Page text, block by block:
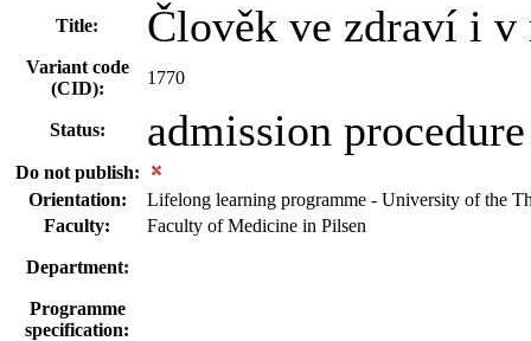
Title: Člověk ve zdraví i v
Variant code
(CID):
1770
Status: admission
Do not publish:
Orientation:
Lifelong learning programme - University of the
Faculty:
Faculty of Medicine in Pilsen
Department:
Programme
specification: